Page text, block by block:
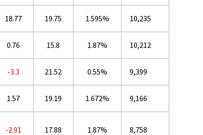
18.77 19.75 1.595% 10,235
0.76 15.8 1.87% 10,212
-3.3 21.52 0.55% 9,399
1.57 19.19 1.672% 9,166
-2.91 17.88 1.87% 8,758